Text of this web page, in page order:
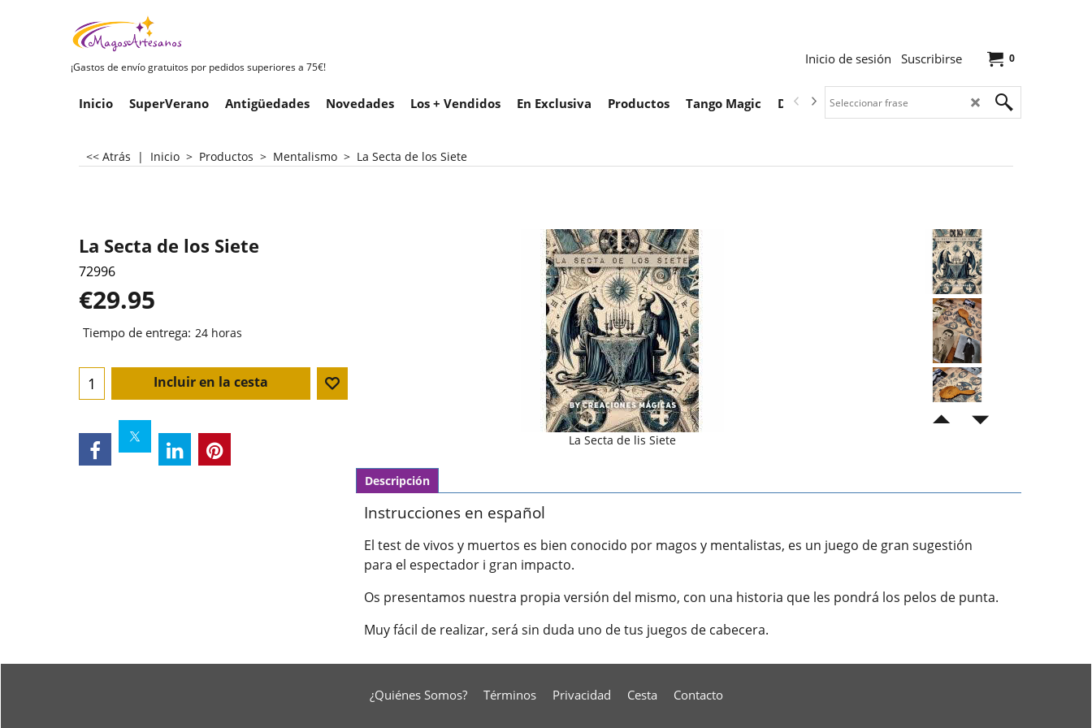
¡Gastos de envío gratuitos por pedidos superiores a 75€!
0
Inicio de sesión Suscribirse
Inicio SuperVerano Antigüedades Novedades Los + Vendidos En Exclusiva Productos Tango Magic Descargas
<< Atrás | Inicio > Productos > Mentalismo > La Secta de los Siete
La Secta de lis Siete
La Secta de los Siete
72996
€29.95
Tiempo de entrega: 24 horas
Incluir en la cesta
Descripción
Instrucciones en español
El test de vivos y muertos es bien conocido por magos y mentalistas, es un juego de gran sugestión
para el espectador i gran impacto.
Os presentamos nuestra propia versión del mismo, con una historia que les pondrá los pelos de punta.
Muy fácil de realizar, será sin duda uno de tus juegos de cabecera.
¿Quiénes Somos? Términos Privacidad Cesta Contacto